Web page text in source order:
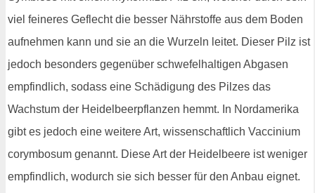
viel feineres Geflecht die besser Nährstoffe aus dem Boden
aufnehmen kann und sie an die Wurzeln leitet. Dieser Pilz ist
jedoch besonders gegenüber schwefelhaltigen Abgasen
empfindlich, sodass eine Schädigung des Pilzes das
Wachstum der Heidelbeerpflanzen hemmt. In Nordamerika
gibt es jedoch eine weitere Art, wissenschaftlich Vaccinium
corymbosum genannt. Diese Art der Heidelbeere ist weniger
empfindlich, wodurch sie sich besser für den Anbau eignet.